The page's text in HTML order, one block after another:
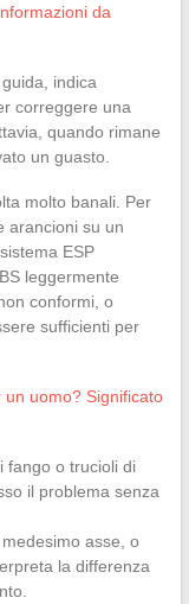
da
indica
correggere una
quando rimane
un guasto.
molto banali. Per
arancioni su un
ESP
leggermente
conformi, o
sufficienti per
uomo? Significato
fango o trucioli di
il problema senza
asse, o
la differenza